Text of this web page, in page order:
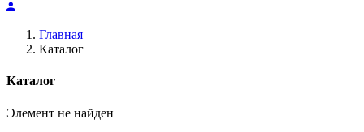
Главная
Каталог
Каталог
Элемент не найден